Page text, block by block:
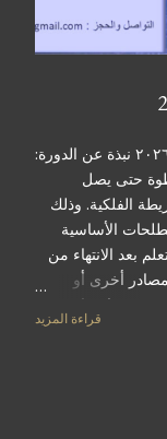
كورس أساسيات على النجوم المستوى الأول ٢٠٢٦ نبذة عن الدورة:
حتى يصل
الفلكية. وذلك
الأساسية
بعد الانتهاء من
أخرى أو
عبر محاضرات
المشاهدة من
- يتم اجراء اختبار
الكورس. - في حال
قراءة المزيد